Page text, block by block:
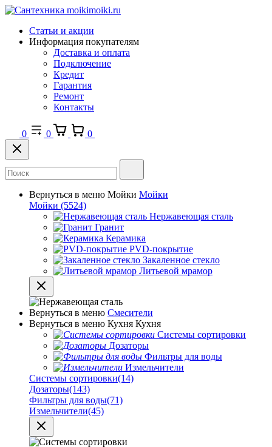
Статьи и акции
Информация покупателям
Доставка и оплата
Подключение
Кредит
Гарантия
Ремонт
Контакты
0 0 0
Вернуться в меню Мойки Мойки
Мойки (5524)
Нержавеющая сталь
Гранит
Керамика
PVD-покрытие
Закаленное стекло
Литьевой мрамор
Вернуться в меню Смесители
Вернуться в меню Кухня Кухня
Системы сортировки
Дозаторы
Фильтры для воды
Измельчители
Системы сортировки(14)
Дозаторы(143)
Фильтры для воды(71)
Измельчители(45)